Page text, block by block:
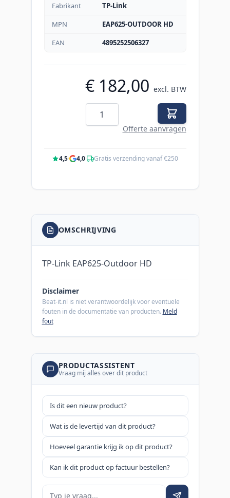
Fabrikant
TP-Link
MPN
EAP625-OUTDOOR HD
EAN
4895252506327
€ 182,00 excl. BTW
Aantal
Offerte aanvragen
4,5· 4,0· Gratis verzending vanaf €250
OMSCHRIJVING
TP-Link EAP625-Outdoor HD
Disclaimer
Beat-it.nl is niet verantwoordelijk voor eventuele
fouten in de documentatie van producten. Meld
fout
PRODUCTASSISTENT
Vraag mij alles over dit product
Is dit een nieuw product?
Wat is de levertijd van dit product?
Hoeveel garantie krijg ik op dit product?
Kan ik dit product op factuur bestellen?
Je vraag